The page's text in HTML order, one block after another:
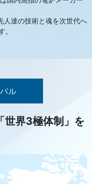
人達の技術と魂を次世代へ
。
ル
世界3極体制」を